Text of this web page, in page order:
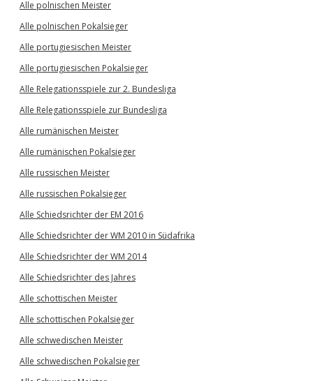
Alle polnischen Meister
Alle polnischen Pokalsieger
Alle portugiesischen Meister
Alle portugiesischen Pokalsieger
Alle Relegationsspiele zur 2. Bundesliga
Alle Relegationsspiele zur Bundesliga
Alle rumänischen Meister
Alle rumänischen Pokalsieger
Alle russischen Meister
Alle russischen Pokalsieger
Alle Schiedsrichter der EM 2016
Alle Schiedsrichter der WM 2010 in Südafrika
Alle Schiedsrichter der WM 2014
Alle Schiedsrichter des Jahres
Alle schottischen Meister
Alle schottischen Pokalsieger
Alle schwedischen Meister
Alle schwedischen Pokalsieger